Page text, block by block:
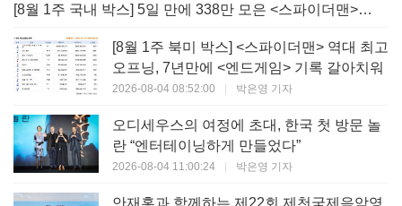
[8월 1주 국내 박스] 5일 만에 338만 모은 <스파이더맨> 극장가 235% 대반등, <호프>는 400만 돌파
[8월 1주 북미 박스] <스파이더맨> 역대 최고
오프닝, 7년만에 <엔드게임> 기록 갈아치워
2026-08-04 08:52:00 | 박은영 기자
오디세우스의 여정에 초대, 한국 첫 방문 놀
란 “엔터테이닝하게 만들었다”
2026-08-04 11:00:24 | 박은영 기자
안재홍과 함께하는 제22회 제천국제음악영